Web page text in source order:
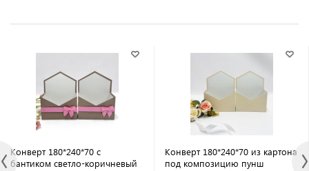
Конверт 180*240*70 с
бантиком светло-коричневый
Конверт 180*240*70 из картона
под композицию пунш